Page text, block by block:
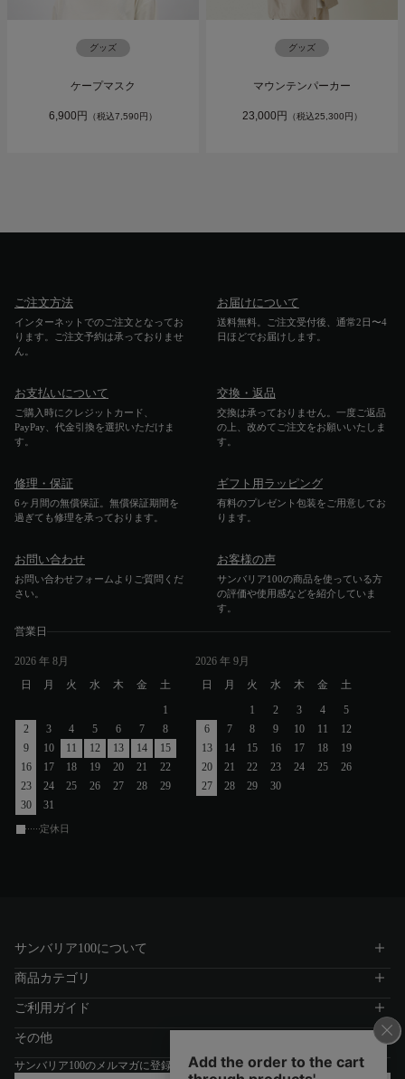
グッズ
ケープマスク
6,900円 （税込7,590円）
グッズ
マウンテンパーカー
23,000円 （税込25,300円）
ご注文方法
インターネットでのご注文となってお
ります。ご注文予約は承っておりませ
ん。
お届けについて
送料無料。ご注文受付後、通常2日〜4
日ほどでお届けします。
お支払いについて
ご購入時にクレジットカード、
PayPay、代金引換を選択いただけま
す。
交換・返品
交換は承っておりません。一度ご返品
の上、改めてご注文をお願いいたしま
す。
修理・保証
6ヶ月間の無償保証。無償保証期間を
過ぎても修理を承っております。
ギフト用ラッピング
有料のプレゼント包装をご用意してお
ります。
お問い合わせ
お問い合わせフォームよりご質問くだ
さい。
お客様の声
サンバリア100の商品を使っている方
の評価や使用感などを紹介していま
す。
営業日
2026 年 8月
日
月 火 水 木 金
土
1
2
3 4 5 6 7
8
9
10 11 12 13 14
15
16
17 18 19 20 21
22
23
24 25 26 27 28
29
30
31
2026 年 9月
日
月 火 水 木 金
土
1
2 3 4
5
6
7 8 9 10 11
12
13
14 15 16 17 18
19
20
21 22 23 24 25
26
27
28 29 30
定休日
サンバリア100について
商品カテゴリ
ご利用ガイド
その他
サンバリア100のメルマガに登録する